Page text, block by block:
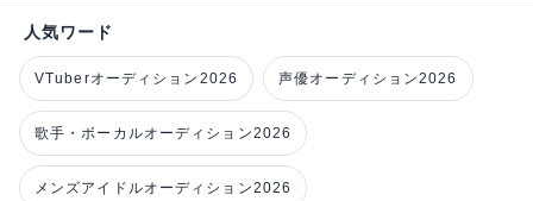
人気ワード
VTuberオーディション2026 声優オーディション2026
歌手・ボーカルオーディション2026
メンズアイドルオーディション2026